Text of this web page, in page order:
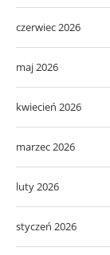
czerwiec 2026
maj 2026
kwiecień 2026
marzec 2026
luty 2026
styczeń 2026